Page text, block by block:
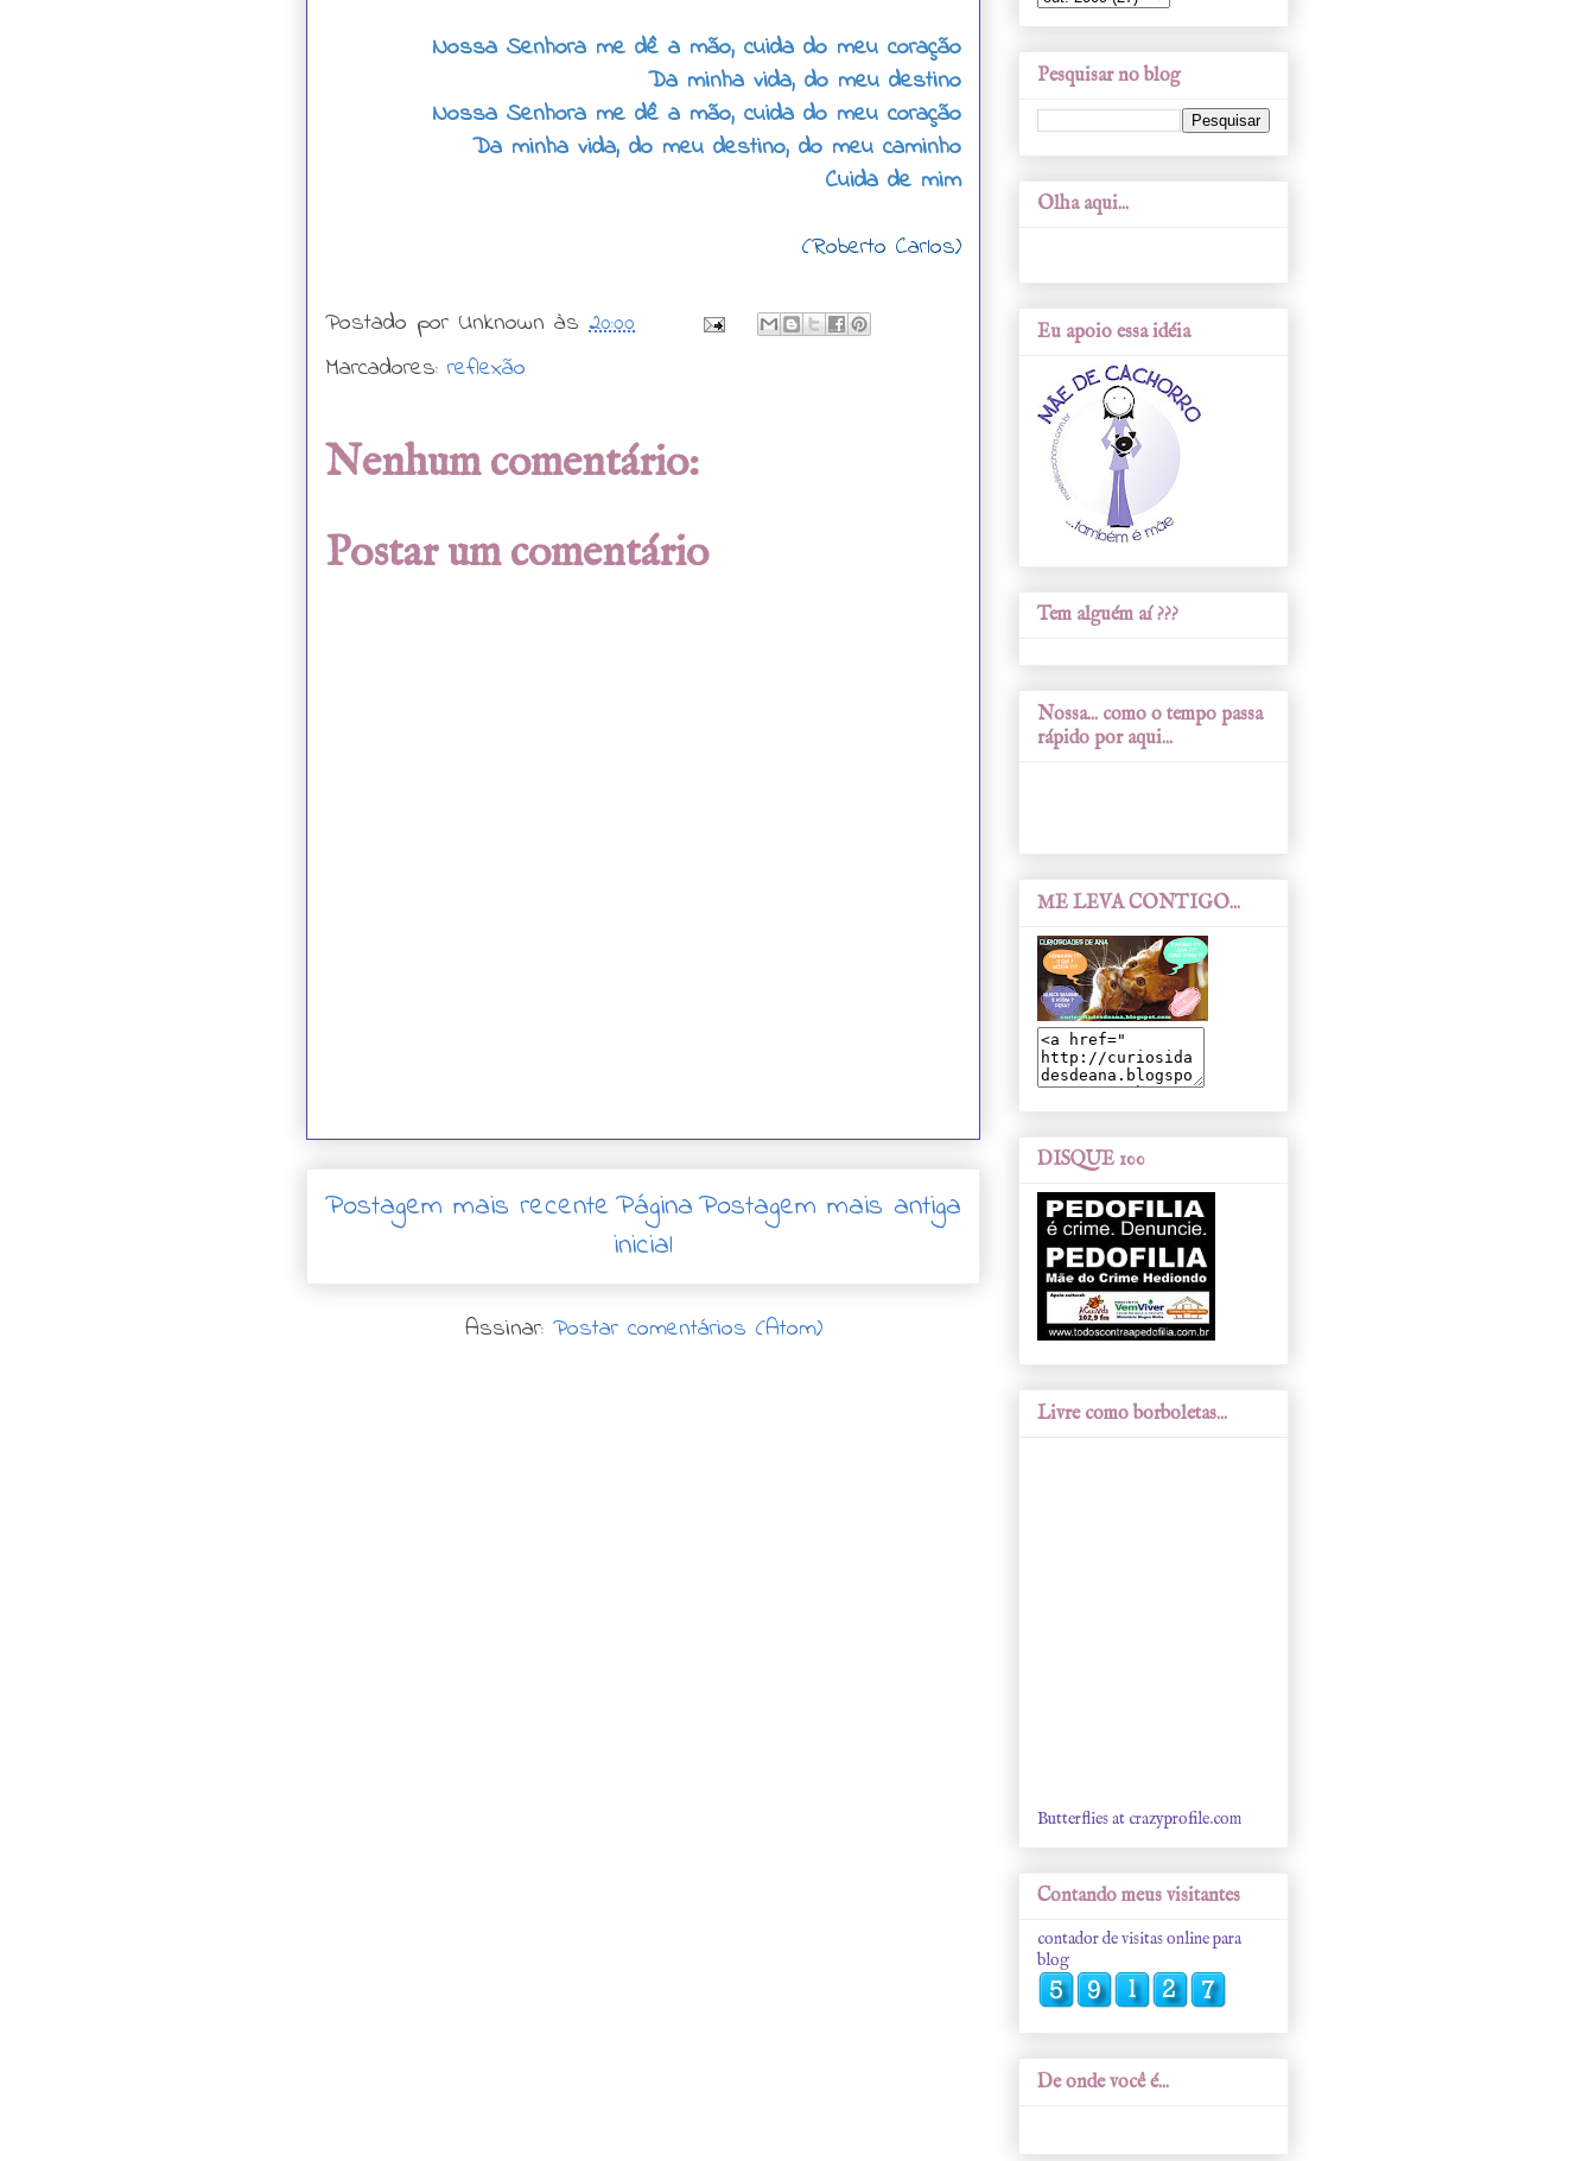
Nossa Senhora me dê a mão, cuida do meu coração
Da minha vida, do meu destino
Nossa Senhora me dê a mão, cuida do meu coração
Da minha vida, do meu destino, do meu caminho
Cuida de mim
(Roberto Carlos)
Postado por Unknown às 20:00
Marcadores: reflexão
Nenhum comentário:
Postar um comentário
Postagem mais recente Postagem mais antiga
Página
inicial
Assinar: Postar comentários (Atom)
Pesquisar no blog
Olha aqui...
Eu apoio essa idéia
Tem alguém aí ???
Nossa... como o tempo passa
rápido por aqui...
ME LEVA CONTIGO...
DISQUE 100
Livre como borboletas...
Butterflies at crazyprofile.com
Contando meus visitantes
contador de visitas online para
blog
De onde você é...